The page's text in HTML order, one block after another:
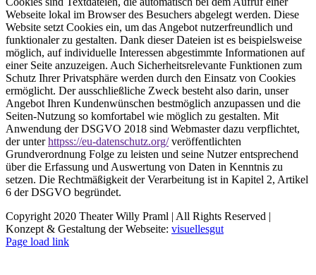
Webseite lokal im Browser des Besuchers abgelegt werden. Diese
Website setzt Cookies ein, um das Angebot nutzerfreundlich und
funktionaler zu gestalten. Dank dieser Dateien ist es beispielsweise
möglich, auf individuelle Interessen abgestimmte Informationen auf
einer Seite anzuzeigen. Auch Sicherheitsrelevante Funktionen zum
Schutz Ihrer Privatsphäre werden durch den Einsatz von Cookies
ermöglicht. Der ausschließliche Zweck besteht also darin, unser
Angebot Ihren Kundenwünschen bestmöglich anzupassen und die
Seiten-Nutzung so komfortabel wie möglich zu gestalten. Mit
Anwendung der DSGVO 2018 sind Webmaster dazu verpflichtet,
der unterhttpss://eu-datenschutz.org/veröffentlichten
Grundverordnung Folge zu leisten und seine Nutzer entsprechend
über die Erfassung und Auswertung von Daten in Kenntnis zu
setzen. Die Rechtmäßigkeit der Verarbeitung ist in Kapitel 2, Artikel
6 der DSGVO begründet.
Copyright 2020 Theater Willy Praml | All Rights Reserved |
Konzept & Gestaltung der Webseite: visuellesgut
Page load link